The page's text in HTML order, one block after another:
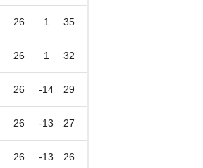
26 1 35
26 1 32
26 -14 29
26 -13 27
26 -13 26